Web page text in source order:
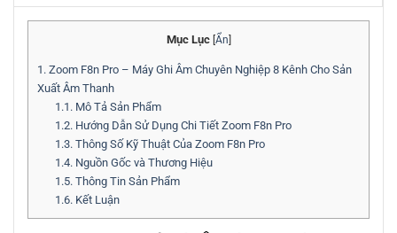
Mục Lục [Ẩn]
1. Zoom F8n Pro – Máy Ghi Âm Chuyên Nghiệp 8 Kênh Cho Sản
Xuất Âm Thanh
1.1. Mô Tả Sản Phẩm
1.2. Hướng Dẫn Sử Dụng Chi Tiết Zoom F8n Pro
1.3. Thông Số Kỹ Thuật Của Zoom F8n Pro
1.4. Nguồn Gốc và Thương Hiệu
1.5. Thông Tin Sản Phẩm
1.6. Kết Luận